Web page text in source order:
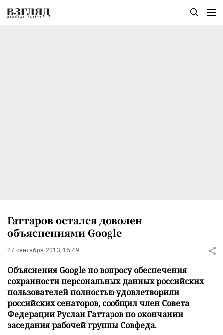
Гаттаров остался доволен
объяснениями Google
27 сентября 2013, 15:49
Объяснения Google по вопросу обеспечения
сохранности персональных данных российских
пользователей полностью удовлетворили
российских сенаторов, сообщил член Совета
Федерации Руслан Гаттаров по окончании
заседания рабочей группы Совфеда.